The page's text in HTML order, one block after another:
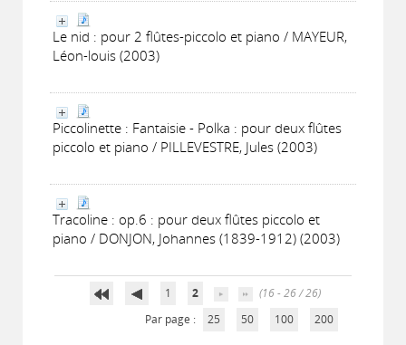
Le nid : pour 2 flûtes-piccolo et piano / MAYEUR,
Léon-louis (2003)
Piccolinette : Fantaisie - Polka : pour deux flûtes
piccolo et piano / PILLEVESTRE, Jules (2003)
Tracoline : op.6 : pour deux flûtes piccolo et
piano / DONJON, Johannes (1839-1912) (2003)
1 2
(16 - 26 / 26)
Par page :
25 50 100 200